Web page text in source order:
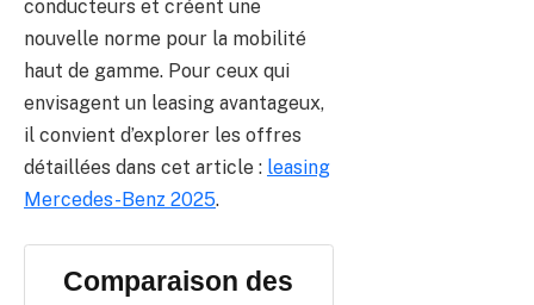
conducteurs et créent une
nouvelle norme pour la mobilité
haut de gamme. Pour ceux qui
envisagent un leasing avantageux,
il convient d’explorer les offres
détaillées dans cet article : leasing
Mercedes-Benz 2025.
Comparaison des